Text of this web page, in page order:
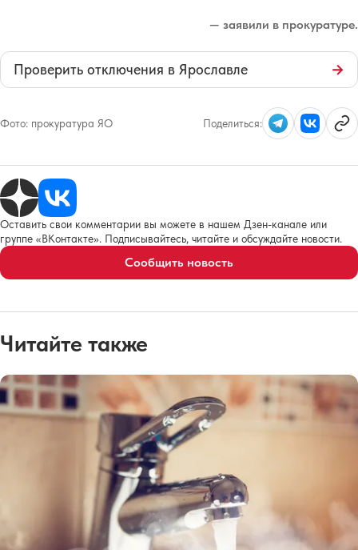
— заявили в прокуратуре.
Проверить отключения в Ярославле →
Фото: прокуратура ЯО Поделиться:
Оставить свои комментарии вы можете в нашем Дзен-канале или
группе «ВКонтакте». Подписывайтесь, читайте и обсуждайте новости.
Сообщить новость
Читайте также